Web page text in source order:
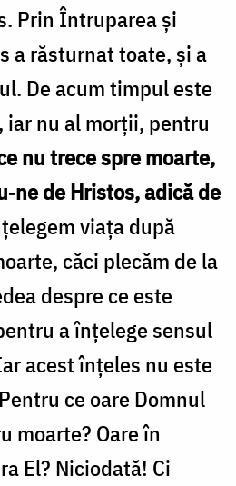
Prin Întruparea şi
a răsturnat toate, şi a
De acum timpul este
nu al morţii, pentru
nu trece spre moarte,
de Hristos, adică de
viaţa după
căci plecăm de la
despre ce este
a înțelege sensul
acest înţeles nu este
ce oare Domnul
moarte? Oare în
El? Niciodată! Ci